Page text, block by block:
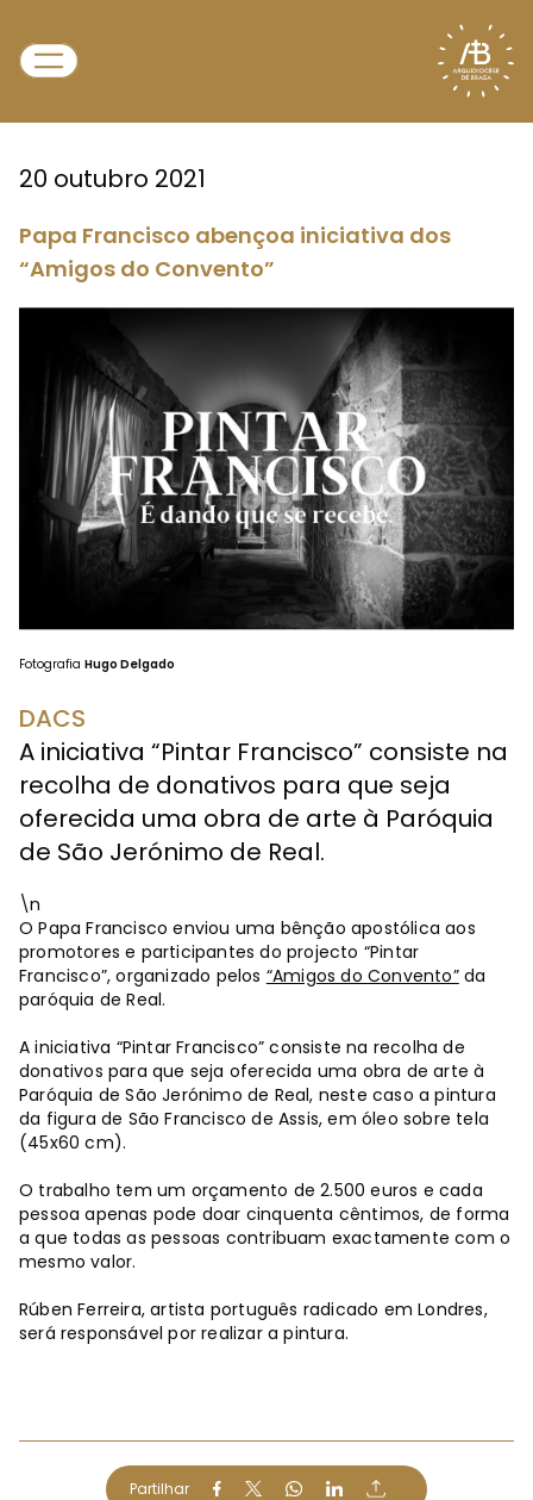
20 outubro 2021
Papa Francisco abençoa iniciativa dos
“Amigos do Convento”
Fotografia Hugo Delgado
DACS
A iniciativa “Pintar Francisco” consiste na
recolha de donativos para que seja
oferecida uma obra de arte à Paróquia
de São Jerónimo de Real.
\n
O Papa Francisco enviou uma bênção apostólica aos
promotores e participantes do projecto “Pintar
Francisco”, organizado pelos “Amigos do Convento”da
paróquia de Real.
A iniciativa “Pintar Francisco” consiste na recolha de
donativos para que seja oferecida uma obra de arte à
Paróquia de São Jerónimo de Real, neste caso a pintura
da figura de São Francisco de Assis, em óleo sobre tela
(45x60 cm).
O trabalho tem um orçamento de 2.500 euros e cada
pessoa apenas pode doar cinquenta cêntimos, de forma
a que todas as pessoas contribuam exactamente com o
mesmo valor.
Rúben Ferreira, artista português radicado em Londres,
será responsável por realizar a pintura.
Partilhar